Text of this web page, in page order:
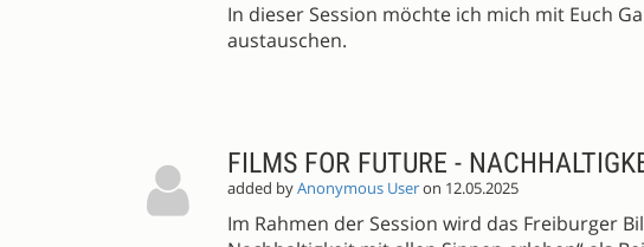
In dieser Session möchte ich mich mit Euch
austauschen.
FILMS FOR FUTURE -
added byAnonymous Useron 12.05.2025
Im Rahmen der Session wird das Freiburger